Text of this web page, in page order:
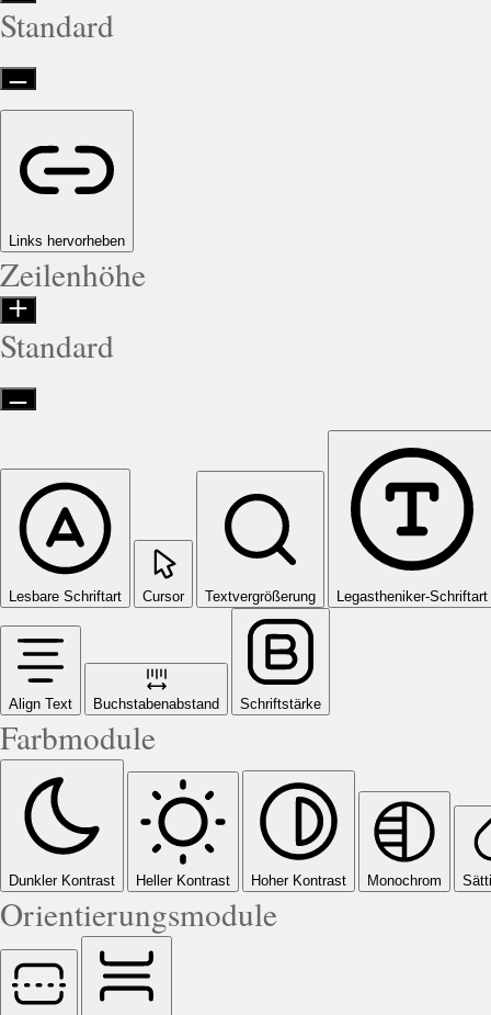
Standard
Links hervorheben
Zeilenhöhe
Standard
Lesbare Schriftart Cursor Textvergrößerung Legastheniker-Schriftart
Align Text Buchstabenabstand Schriftstärke
Farbmodule
Dunkler Kontrast Heller Kontrast Hoher Kontrast Monochrom
Orientierungsmodule